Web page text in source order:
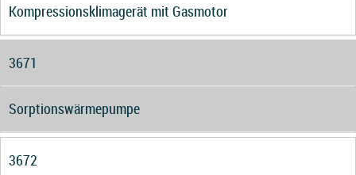
Kompressionsklimagerät mit Gasmotor
3671
Sorptionswärmepumpe
3672